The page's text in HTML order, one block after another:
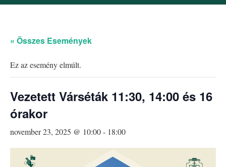
« Összes Események
Ez az esemény elmúlt.
Vezetett Várséták 11:30, 14:00 és 16
órakor
november 23, 2025 @ 10:00- 18:00